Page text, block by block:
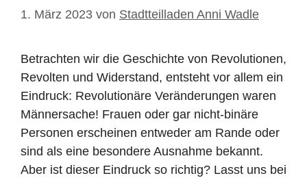
1. März 2023 von Stadtteilladen Anni Wadle
Betrachten wir die Geschichte von Revolutionen,
Revolten und Widerstand, entsteht vor allem ein
Eindruck: Revolutionäre Veränderungen waren
Männersache! Frauen oder gar nicht-binäre
Personen erscheinen entweder am Rande oder
sind als eine besondere Ausnahme bekannt.
Aber ist dieser Eindruck so richtig? Lasst uns bei